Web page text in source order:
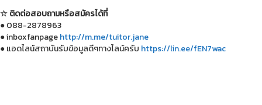
☆ ติดต่อสอบถามหรือสมัครได้ที่
● 088-2878963
● inboxfanpagehttp://m.me/tuitor.jane
● แอดไลน์สถาบันรับข้อมูลดีๆทางไลน์ครับ https://lin.ee/fEN7wac